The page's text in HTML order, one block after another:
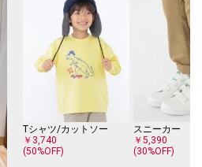
Tシャツ/カットソー
￥3,740
(50%OFF)
スニーカー
￥5,390
(30%OFF)